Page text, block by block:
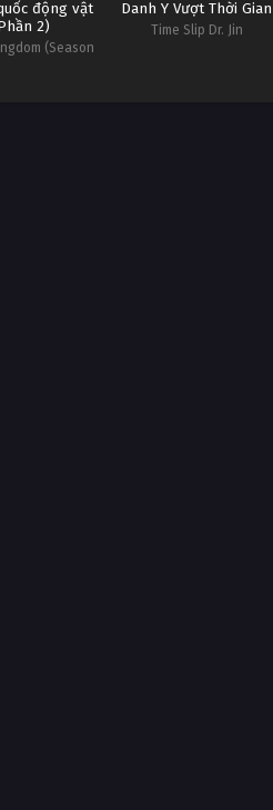
động vật
2)
(Season
Danh Y Vượt Thời Gian
Time Slip Dr. Jin